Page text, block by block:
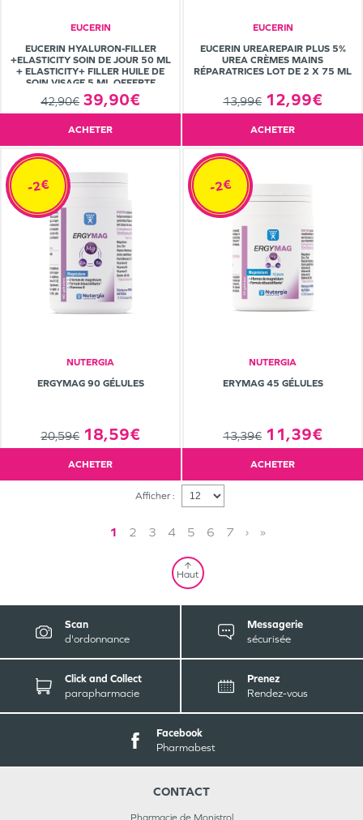
EUCERIN
EUCERIN HYALURON-FILLER
+ELASTICITY SOIN DE JOUR 50 ML
+ ELASTICITY+ FILLER HUILE DE
SOIN VISAGE 5 ML OFFERTE
42,90€ 39,90€
ACHETER
EUCERIN
EUCERIN UREAREPAIR PLUS 5%
UREA CRÈMES MAINS
RÉPARATRICES LOT DE 2 X 75 ML
13,99€ 12,99€
ACHETER
NUTERGIA
ERGYMAG 90 GÉLULES
20,59€ 18,59€
-2€
ACHETER
NUTERGIA
ERYMAG 45 GÉLULES
13,39€ 11,39€
-2€
ACHETER
Afficher :
1 2 3 4 5 6 7 › »
Haut
Scan
d'ordonnance
Messagerie
sécurisée
Click and Collect
parapharmacie
Prenez
Rendez-vous
Facebook
Pharmabest
CONTACT
Pharmacie de Monistrol